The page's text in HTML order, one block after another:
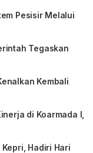
Pesisir Melalui
Tegaskan
Kembali
di Koarmada I,
Hadiri Hari